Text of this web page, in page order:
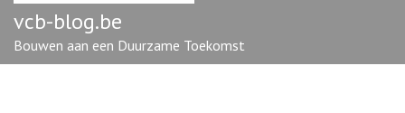
vcb-blog.be
Bouwen aan een Duurzame Toekomst